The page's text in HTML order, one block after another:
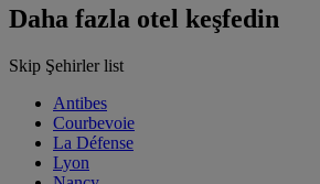
Daha fazla otel keşfedin
Skip Şehirler list
Antibes
Courbevoie
La Défense
Lyon